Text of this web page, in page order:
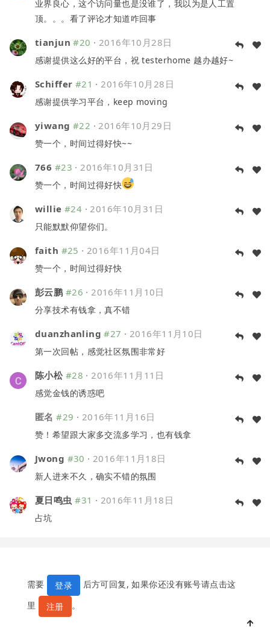
业界良心，这个访问量也是没谁了，我以为是人工置
顶。。。看了评论才知道咋回事
tianjun #20 · 2016年10月28日
感谢提供这么好的平台，祝 testerhome 越办越好~
Schiffer #21 · 2016年10月28日
感谢提供学习平台，keep moving
yiwang #22 · 2016年10月29日
赞一个，时间过得好快~~
766 #23 · 2016年10月31日
赞一个，时间过得好快
willie #24 · 2016年10月31日
只能默默仰望你们。
faith #25 · 2016年11月04日
赞一个，时间过得好快
彭云鹏 #26 · 2016年11月10日
分享技术有钱拿，真不错
duanzhanling #27 · 2016年11月10日
第一次回帖，感觉社区氛围非常好
陈小松 #28 · 2016年11月11日
感觉金钱的诱惑吧
匿名#29 · 2016年11月16日
赞！希望跟大家多交流多学习，也有钱拿
Jwong #30 · 2016年11月18日
新人进来不久，确实不错的氛围
夏日鸣虫 #31 · 2016年11月18日
占坑
需要 登录
后方可回复, 如果你还没有账号请点击这
里
注册 。